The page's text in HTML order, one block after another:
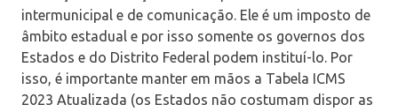
intermunicipal e de comunicação. Ele é um imposto de
âmbito estadual e por isso somente os governos dos
Estados e do Distrito Federal podem instituí-lo. Por
isso, é importante manter em mãos a Tabela ICMS
2023 Atualizada (os Estados não costumam dispor as